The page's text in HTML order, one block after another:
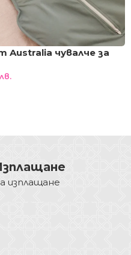
Australia чувалче за
TOG 1 размер M (3-
изплащане